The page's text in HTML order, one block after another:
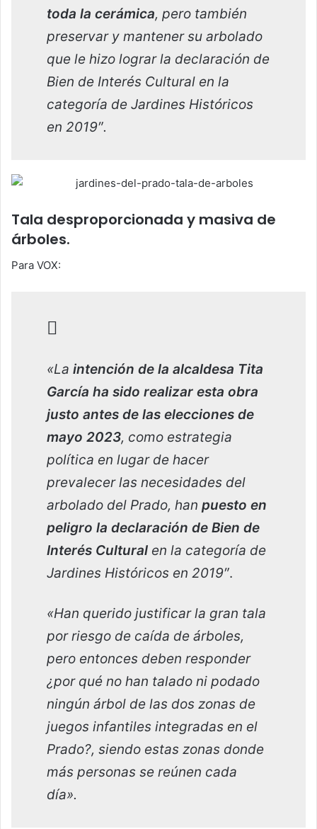
toda la cerámica, pero también
preservar y mantener su arbolado
que le hizo lograr la declaración de
Bien de Interés Cultural en la
categoría de Jardines Históricos
en 2019″.
Tala desproporcionada y masiva de
árboles.
Para VOX:
«La intención de la alcaldesa Tita
García ha sido realizar esta obra
justo antes de las elecciones de
mayo 2023, como estrategia
política en lugar de hacer
prevalecer las necesidades del
arbolado del Prado, han puesto en
peligro la declaración de Bien de
Interés Cultural en la categoría de
Jardines Históricos en 2019″.
«Han querido justificar la gran tala
por riesgo de caída de árboles,
pero entonces deben responder
¿por qué no han talado ni podado
ningún árbol de las dos zonas de
juegos infantiles integradas en el
Prado?, siendo estas zonas donde
más personas se reúnen cada
día».